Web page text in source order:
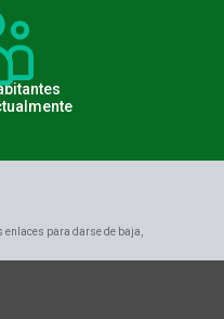
para darse de baja,